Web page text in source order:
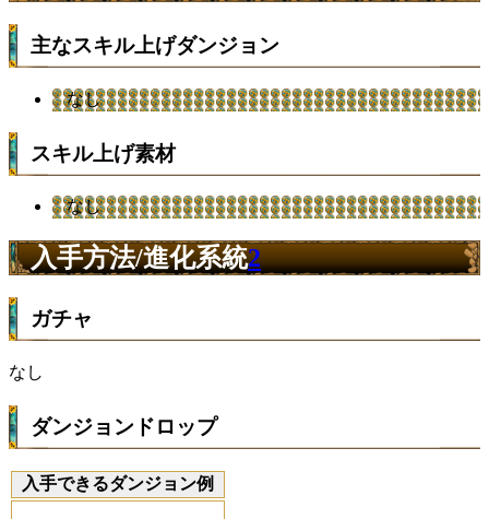
主なスキル上げダンジョン
なし
スキル上げ素材
なし
入手方法/進化系統2
ガチャ
なし
ダンジョンドロップ
入手できるダンジョン例